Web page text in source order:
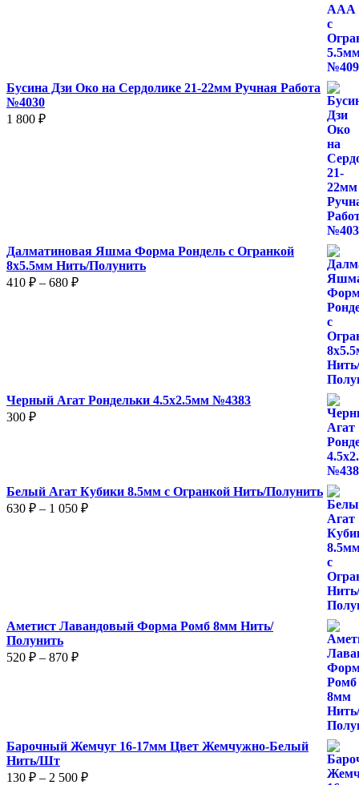
Бусина Дзи Око на Сердолике 21-22мм Ручная Работа
№4030
1 800 ₽
Далматиновая Яшма Форма Рондель с Огранкой
8х5.5мм Нить/Полунить
410 ₽ – 680 ₽Диапазон
Черный Агат Рондельки 4.5х2.5мм №4383
300 ₽
Белый Агат Кубики 8.5мм с Огранкой Нить/Полунить
630 ₽ – 1 050 ₽Диапазон
Аметист Лавандовый Форма Ромб 8мм Нить/
Полунить
520 ₽ – 870 ₽Диапазон
Барочный Жемчуг 16-17мм Цвет Жемчужно-Белый
Нить/Шт
130 ₽ – 2 500 ₽Диапазон